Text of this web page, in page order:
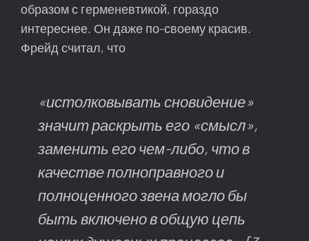
образом с герменевтикой, гораздо
интереснее. Он даже по-своему красив.
Фрейд считал, что
«истолковывать сновидение»
значит раскрыть его «смысл»,
заменить его чем-либо, что в
качестве полноправного и
полноценного звена могло бы
быть включено в общую цепь